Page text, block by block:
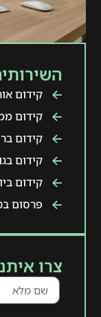
קידום
קידום
קידום
קידום
קידום
פרסום
צרו